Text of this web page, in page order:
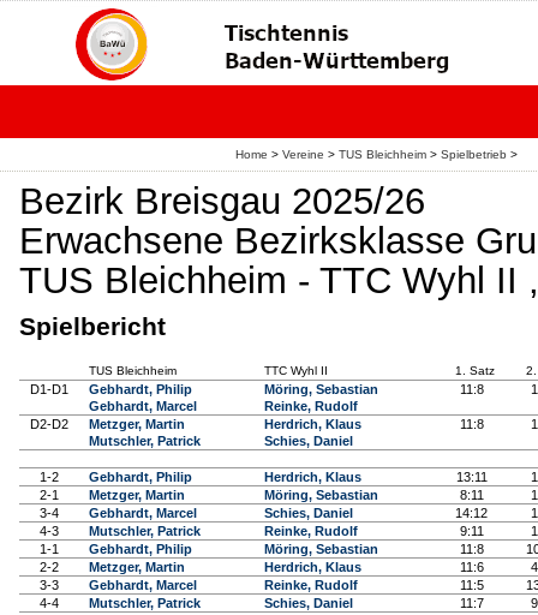
Home > Vereine > TUS Bleichheim > Spielbetrieb >
Bezirk Breisgau 2025/26
Erwachsene Bezirksklasse
TUS Bleichheim - TTC Wyhl II
Spielbericht
TUS Bleichheim TTC Wyhl II 1. Satz
D1-D1
Gebhardt, Philip
Gebhardt, Marcel
Möring, Sebastian
Reinke, Rudolf
11:8
D2-D2
Metzger, Martin
Mutschler, Patrick
Herdrich, Klaus
Schies, Daniel
11:8
1-2 Gebhardt, Philip Herdrich, Klaus 13:11
2-1
Metzger, Martin Möring, Sebastian 8:11
3-4
Gebhardt, Marcel Schies, Daniel 14:12
4-3
Mutschler, Patrick Reinke, Rudolf 9:11
1-1
Gebhardt, Philip Möring, Sebastian 11:8
2-2
Metzger, Martin Herdrich, Klaus 11:6
3-3
Gebhardt, Marcel Reinke, Rudolf 11:5
4-4
Mutschler, Patrick Schies, Daniel 11:7